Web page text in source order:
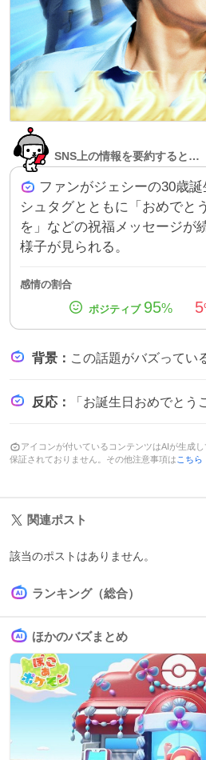
SNS上の情報を要約すると…
ファンがジェシーの30歳
シュタグとともに「おめでと
を」などの祝福メッセージが
様子が見られる。
感情の割合
95% 5
背景 ： この話題がバズっている理由は、ジェシーがSixTONESの中心メンバーとして長年支持を集め、今回30
反応 ： 「お誕生日おめでとうございます🎉」「30歳のジェシーくんも笑顔で幸せでいられますように」「最高の一年にし
アイコンが付いているコンテンツはAIが生成
保証されておりません。その他注意事項は こちら
関連ポスト
該当のポストはありません。
ランキング（総合）
ほかのバズまとめ